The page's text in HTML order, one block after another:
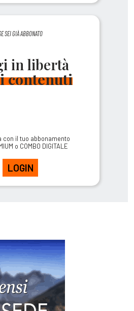
SEI GIÀ ABBONATO
in libertà
contenuti
con il tuo abbonamento
o COMBO DIGITALE
LOGIN